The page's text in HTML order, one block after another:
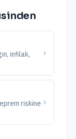
infilak,
riskine